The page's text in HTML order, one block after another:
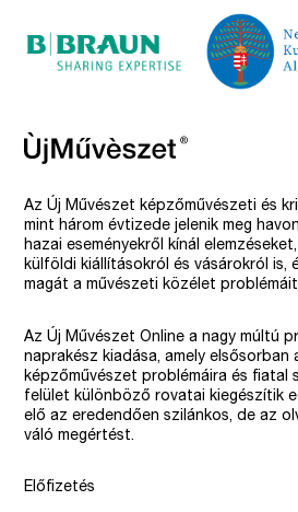
Az Új Művészet képzőművészeti és
mint három évtizede jelenik meg
hazai eseményekről kínál
külföldi kiállításokról és vásárokról is,
magát a művészeti közélet
Az Új Művészet Online a nagy múltú
naprakész kiadása, amely elsősorban
képzőművészet problémáira és fiatal
felület különböző rovatai kiegészítik
elő az eredendően szilánkos, de az
váló megértést.
Előfizetés